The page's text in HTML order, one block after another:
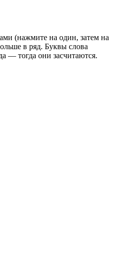
(нажмите на один, затем на
в ряд. Буквы слова
— тогда они засчитаются.